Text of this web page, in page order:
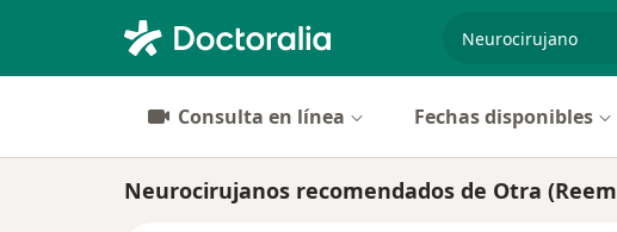
especialidad,
Consulta en línea Fechas disponibles
Neurocirujanos recomendados de Otra